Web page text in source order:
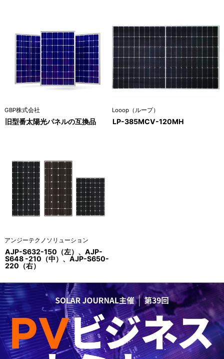
GBP株式会社
旧型番太陽光パネルの互換品
Looop（ループ）
LP-385MCV-120MH
アンジーテクノソリューション
AJP-S632-150（左）、AJP-
S648 -210（中）、AJP-S650-
220（右）